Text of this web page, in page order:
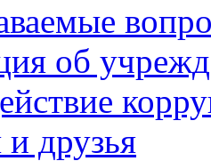
об
друзья